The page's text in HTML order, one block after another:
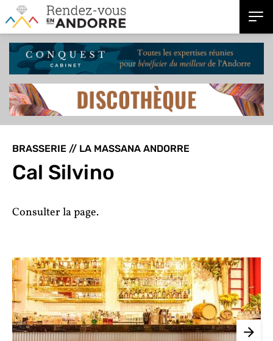
BRASSERIE // LA MASSANA ANDORRE
Cal Silvino
Consulter la page.